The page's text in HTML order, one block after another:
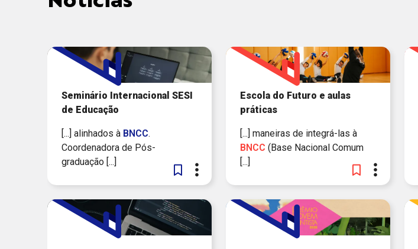
Seminário Internacional SESI
de Educação
[...] alinhados à BNCC.
Coordenadora de Pós-
graduação [...]
Escola do Futuro e aulas
práticas
[...] maneiras de integrá-las à
BNCC (Base Nacional Comum
[...]